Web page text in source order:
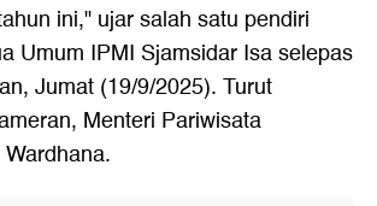
ini," ujar salah satu pendiri
Umum IPMI Sjamsidar Isa selepas
Jumat (19/9/2025). Turut
Menteri Pariwisata